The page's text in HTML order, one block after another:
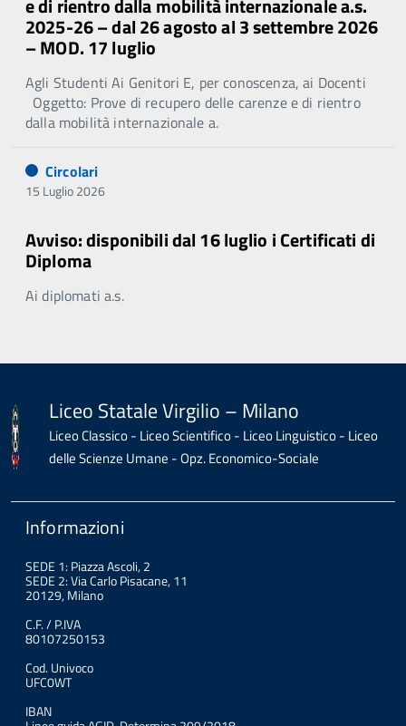
e di rientro dalla mobilità internazionale a.s.
2025-26 – dal 26 agosto al 3 settembre 2026
– MOD. 17 luglio
Agli Studenti Ai Genitori E, per conoscenza, ai Docenti
Oggetto: Prove di recupero delle carenze e di rientro
dalla mobilità internazionale a.
Circolari
15 Luglio 2026
Avviso: disponibili dal 16 luglio i Certificati di
Diploma
Ai diplomati a.s.
Liceo Statale Virgilio – Milano
Liceo Classico - Liceo Scientifico - Liceo Linguistico - Liceo
delle Scienze Umane - Opz. Economico-Sociale
Informazioni
SEDE 1: Piazza Ascoli, 2
SEDE 2: Via Carlo Pisacane, 11
20129, Milano
C.F. / P.IVA
80107250153
Cod. Univoco
UFC0WT
IBAN